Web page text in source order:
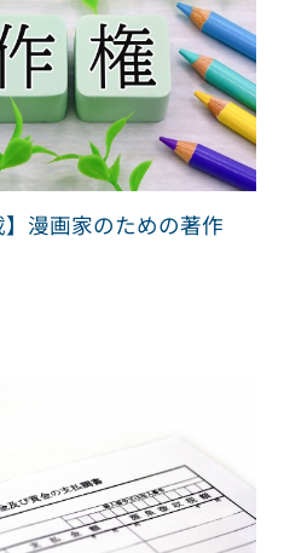
】漫画家のための著作